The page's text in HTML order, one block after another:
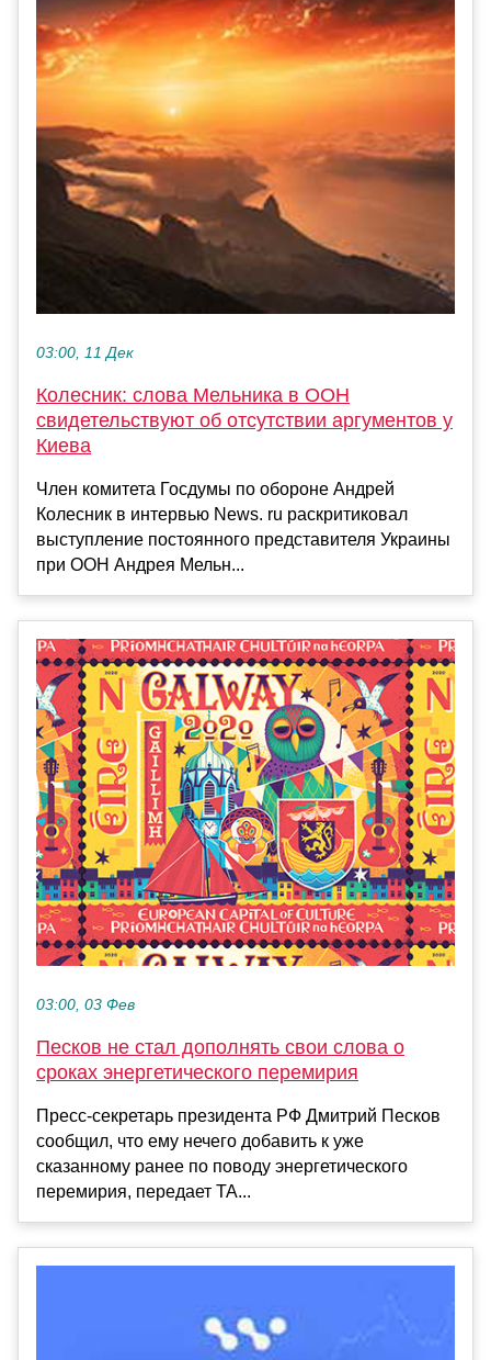
03:00, 11 Дек
Колесник: слова Мельника в ООН
свидетельствуют об отсутствии аргументов у
Киева
Член комитета Госдумы по обороне Андрей
Колесник в интервью News. ru раскритиковал
выступление постоянного представителя Украины
при ООН Андрея Мельн...
03:00, 03 Фев
Песков не стал дополнять свои слова о
сроках энергетического перемирия
Пресс-секретарь президента РФ Дмитрий Песков
сообщил, что ему нечего добавить к уже
сказанному ранее по поводу энергетического
перемирия, передает ТА...